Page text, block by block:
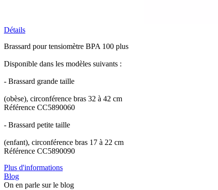
Détails
Brassard pour tensiomètre BPA 100 plus
Disponible dans les modèles suivants :
- Brassard grande taille
(obèse), circonférence bras 32 à 42 cm
Référence CC5890060
- Brassard petite taille
(enfant), circonférence bras 17 à 22 cm
Référence CC5890090
Plus d'informations
Blog
On en parle sur le blog